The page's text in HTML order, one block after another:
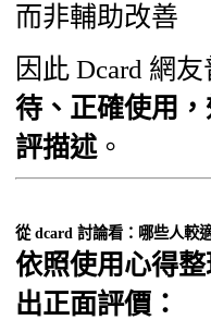
而非輔助改善
因此 Dcard 網友
待、正確使用
評描述 。
從 dcard 討論看：哪些人較
依照使用心得
出正面評價：